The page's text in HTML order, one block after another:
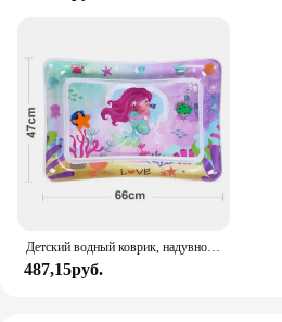
Детский водный коврик, надувной водный коврик, Детская игровая подушка для ползания, детская игрушка из ПВХ для раннего развития, подарок
487,15руб.